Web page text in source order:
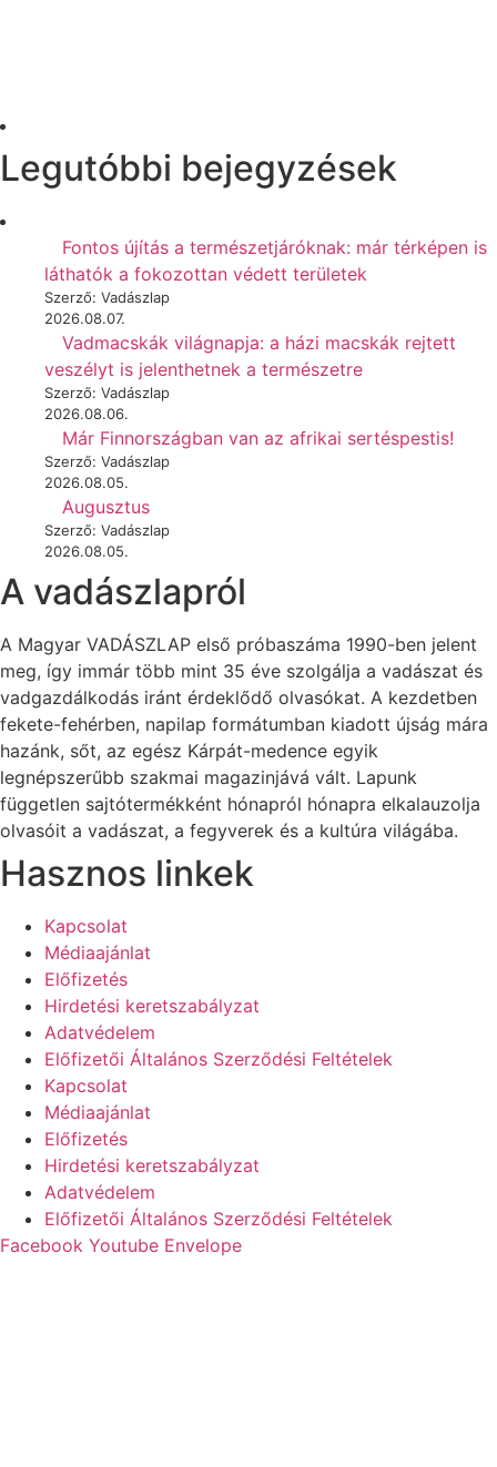
Legutóbbi bejegyzések
Fontos újítás a természetjáróknak: már térképen is
láthatók a fokozottan védett területek
Szerző: Vadászlap
2026.08.07.
Vadmacskák világnapja: a házi macskák rejtett
veszélyt is jelenthetnek a természetre
Szerző: Vadászlap
2026.08.06.
Már Finnországban van az afrikai sertéspestis!
Szerző: Vadászlap
2026.08.05.
Augusztus
Szerző: Vadászlap
2026.08.05.
A vadászlapról
A Magyar VADÁSZLAP első próbaszáma 1990-ben jelent
meg, így immár több mint 35 éve szolgálja a vadászat és
vadgazdálkodás iránt érdeklődő olvasókat. A kezdetben
fekete-fehérben, napilap formátumban kiadott újság mára
hazánk, sőt, az egész Kárpát-medence egyik
legnépszerűbb szakmai magazinjává vált. Lapunk
független sajtótermékként hónapról hónapra elkalauzolja
olvasóit a vadászat, a fegyverek és a kultúra világába.
Hasznos linkek
Kapcsolat
Médiaajánlat
Előfizetés
Hirdetési keretszabályzat
Adatvédelem
Előfizetői Általános Szerződési Feltételek
Kapcsolat
Médiaajánlat
Előfizetés
Hirdetési keretszabályzat
Adatvédelem
Előfizetői Általános Szerződési Feltételek
Facebook Youtube Envelope